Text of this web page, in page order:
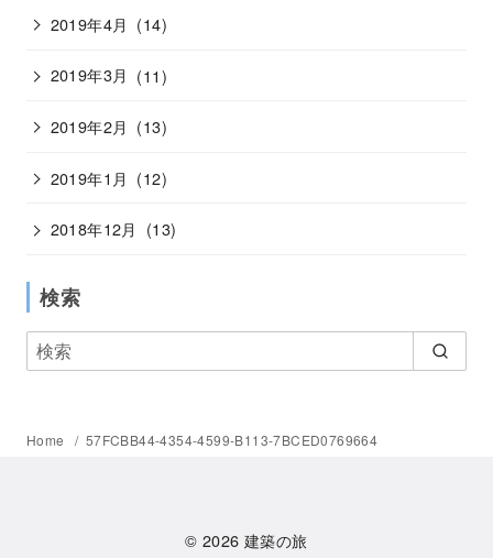
2019年4月 (14)
2019年3月 (11)
2019年2月 (13)
2019年1月 (12)
2018年12月 (13)
検索
Home 57FCBB44-4354-4599-B113-7BCED0769664
© 2026建築の旅